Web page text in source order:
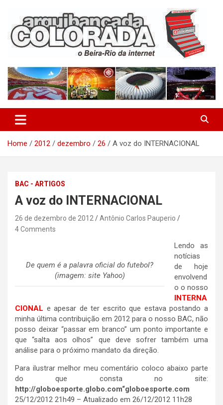
content
Arquibancada Colorada
Home 2012 dezembro 26 A voz do INTERNACIONAL
BAC - ARTIGOS
A voz do INTERNACIONAL
26 de dezembro de 2012
Antônio Carlos Pauperio
4 Comments
De quem é a palavra oficial do futebol?
(imagem: site Yahoo)
Lendo as
notícias
de hoje
envolvend
o o nosso
INTERNA
CIONAL e apesar de ter escrito que estava postando a
minha última contribuição em 2012 para o nosso BAC, não
posso deixar “passar em branco” um ponto importante e
que “salta aos olhos” que deve sofrer também uma
análise para o próximo mandato da direção.
Para ilustrar melhor meu comentário coloco abaixo parte
do que consta no site:
http://globoesporte.globo.com“globoesporte.com
25/12/2012 21h49 – Atualizado em 26/12/2012 11h28